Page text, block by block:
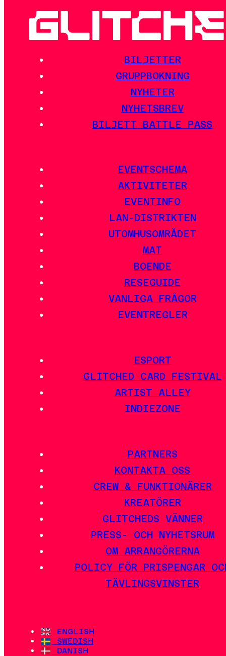
BILJETTER
GRUPPBOKNING
NYHETER
NYHETSBREV
BILJETT BATTLE PASS
EVENTSCHEMA
AKTIVITETER
EVENTINFO
LAN-DISTRIKTEN
UTOMHUSOMRÅDET
MAT
BOENDE
RESEGUIDE
VANLIGA FRÅGOR
EVENTREGLER
ESPORT
GLITCHED CARD FESTIVAL
ARTIST ALLEY
INDIEZONE
PARTNERS
KONTAKTA OSS
CREW & FUNKTIONÄRER
KREATÖRER
GLITCHEDS VÄNNER
PRESS- OCH NYHETSRUM
OM ARRANGÖRERNA
POLICY FÖR PRISPENGAR
TÄVLINGSVINSTER
ENGLISH
SWEDISH
DANISH